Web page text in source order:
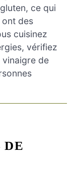
ce qui
des
cuisinez
vérifiez
vinaigre de
DE